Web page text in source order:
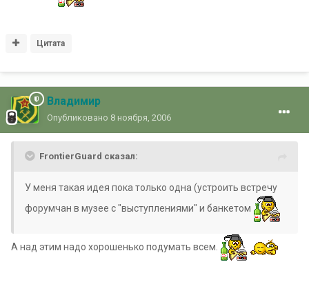
Цитата
Владимир
Опубликовано 8 ноября, 2006
FrontierGuard сказал:
У меня такая идея пока только одна (устроить встречу
форумчан в музее с "выступлениями" и банкетом
А над этим надо хорошенько подумать всем.